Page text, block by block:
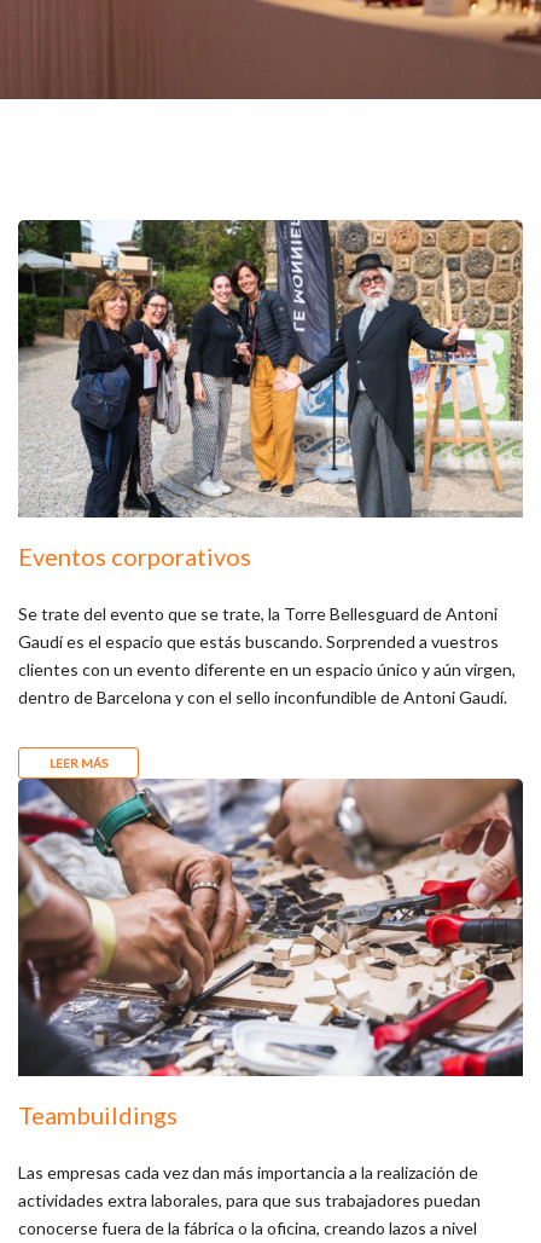
Eventos corporativos
Se trate del evento que se trate, la Torre Bellesguard de Antoni
Gaudí es el espacio que estás buscando. Sorprended a vuestros
clientes con un evento diferente en un espacio único y aún virgen,
dentro de Barcelona y con el sello inconfundible de Antoni Gaudí.
LEER MÁS
Teambuildings
Las empresas cada vez dan más importancia a la realización de
actividades extra laborales, para que sus trabajadores puedan
conocerse fuera de la fábrica o la oficina, creando lazos a nivel